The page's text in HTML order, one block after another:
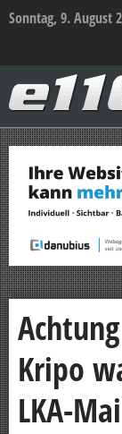
Sonntag, 9. August
–
Das
Sicherheitsportal
Zum
Inhalt
springen
Kripo
LKA-